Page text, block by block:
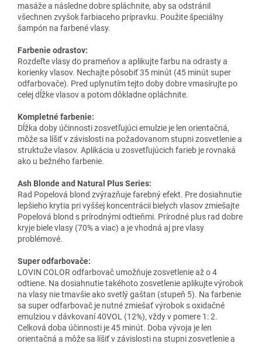
masáže a následne dobre spláchnite, aby sa odstránil
všechnen zvyšok farbiaceho prípravku. Použite špeciálny
šampón na farbené vlasy.
Farbenie odrastov:
Rozdeľte vlasy do prameňov a aplikujte farbu na odrasty a
korienky vlasov. Nechajte pôsobiť 35 minút (45 minút super
odfarbovače). Pred uplynutím tejto doby dobre vmasírujte po
celej dĺžke vlasov a potom dôkladne opláchnite.
Kompletné farbenie:
Dĺžka doby účinnosti zosvetľujúci emulzie je len orientačná,
môže sa líšiť v závislosti na požadovanom stupni zosvetlenie a
struktuže vlasov. Aplikácia u zosvetľujúcich farieb je rovnaká
ako u bežného farbenie.
Ash Blonde and Natural Plus Series:
Rad Popelová blond zvýrazňuje farebný efekt. Pre dosiahnutie
lepšieho krytia pri vyššej koncentrácii bielych vlasov zmiešajte
Popelová blond s prírodnými odtieňmi. Prírodné plus rad dobre
kryje biele vlasy (70% a viac) a je vhodná aj pre vlasy
problémové.
Super odfarbovače:
LOVIN COLOR odfarbovač umožňuje zosvetlenie až o 4
odtiene. Na dosiahnutie takéhoto zosvetlenie aplikujte výrobok
na vlasy nie tmavšie ako svetlý gaštan (stupeň 5). Na farbenie
sa super odfarbovač je nutné zmiešať výrobok s oxidačné
emulziou v dávkovaní 40VOL (12%), vždy v pomere 1: 2.
Celková doba účinnosti je 45 minút. Doba vývoja je len
orientačná a môže sa líšiť v závislosti na stupni zosvetlenie a